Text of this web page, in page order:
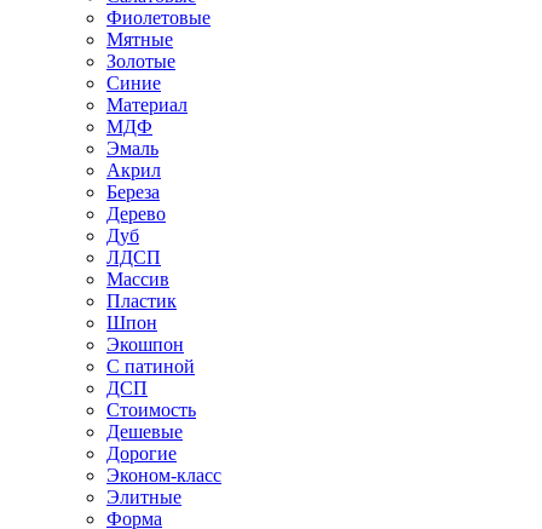
Фиолетовые
Мятные
Золотые
Синие
Материал
МДФ
Эмаль
Акрил
Береза
Дерево
Дуб
ЛДСП
Массив
Пластик
Шпон
Экошпон
С патиной
ДСП
Стоимость
Дешевые
Дорогие
Эконом-класс
Элитные
Форма